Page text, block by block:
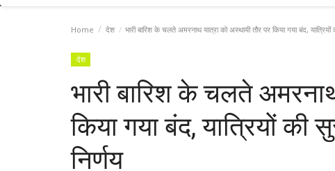
Home देश भारी बारिश के चलते अमरनाथ यात्रा को अस्थायी तौर पर किया गया बंद, यात्रियों
देश
भारी बारिश के चलते
किया गया बंद, यात्रियों की
निर्णय